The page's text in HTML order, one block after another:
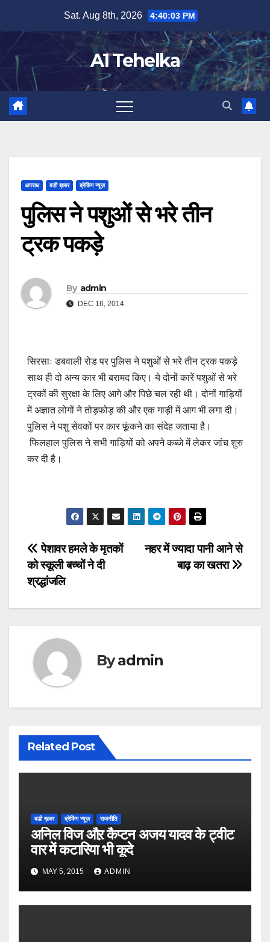
content
Sat. Aug 8th, 2026 4:40:04 PM
A1 Tehelka
अपराध बडी ख़बर ब्रेकिंग न्यूज़
पुलिस ने पशुओं से भरे तीन
ट्रक पकड़े
By admin
DEC 16, 2014
सिरसाः डबवाली रोड पर पुलिस ने पशुओं से भरे तीन ट्रक पकड़े
साथ ही दो अन्य कार भी बरामद किए। ये दोनों कारें पशुओं से भरे
ट्रकों की सुरक्षा के लिए आगे और पिछे चल रही थी। दोनों गाड़ियों
में अज्ञात लोगों ने तोड़फोड़ की और एक गाड़ी में आग भी लगा दी।
पुलिस ने पशु सेवकों पर कार फूंकने का संदेह जताया है।
फिलहाल पुलिस ने सभी गाड़ियों को अपने कब्जे में लेकर जांच शुरु
कर दी है।
Post
navigation
नहर में ज्यादा पानी आने से
बाढ़ का खतरा
पेशावर हमले के मृतकों
को स्कूली बच्चों ने दी
श्रद्धांजलि
Byadmin
Related Post
बडी ख़बर ब्रेकिंग न्यूज़ राजनीति
अनिल विज औऱ कैप्टन अजय यादव के ट्वीट
वार में कटारिया भी कूदे
MAY 5, 2015 ADMIN